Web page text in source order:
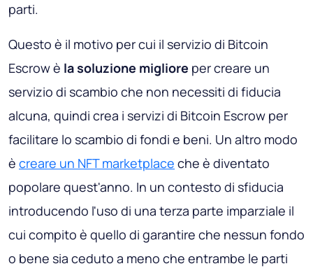
parti.
Questo è il motivo per cui il servizio di Bitcoin
Escrow è la soluzione migliore per creare un
servizio di scambio che non necessiti di fiducia
alcuna, quindi crea i servizi di Bitcoin Escrow per
facilitare lo scambio di fondi e beni. Un altro modo
è creare un NFT marketplace che è diventato
popolare quest'anno. In un contesto di sfiducia
introducendo l'uso di una terza parte imparziale il
cui compito è quello di garantire che nessun fondo
o bene sia ceduto a meno che entrambe le parti